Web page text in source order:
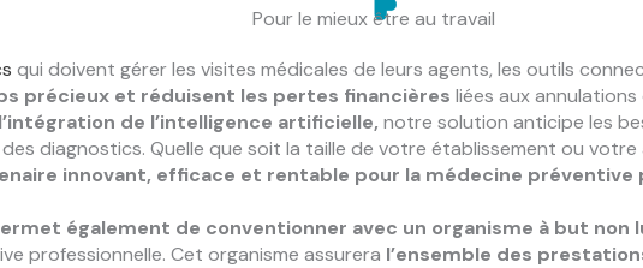
Pour le mieux être au travail
qui doivent gérer les visites médicales de leurs agents, les outils
précieux et réduisent les pertes financières liées aux
de l’intelligence artificielle, notre solution anticipe les
diagnostics. Quelle que soit la taille de votre établissement ou
innovant, efficace et rentable pour la médecine préventive
permet également de conventionner avec un organisme à but
professionnelle. Cet organisme assurera l’ensemble des